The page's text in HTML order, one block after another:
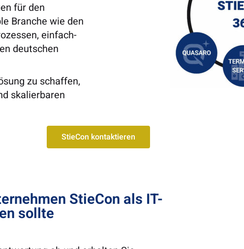
für den
Branche wie den
einfach-
deutschen
zu schaffen,
skalierbaren
StieCon kontaktieren
StieCon als IT-
sollte